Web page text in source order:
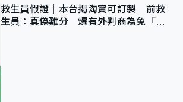
救生員假證｜本台揭淘寶可訂製 前救
生員：真偽難分 爆有外判商為免「封